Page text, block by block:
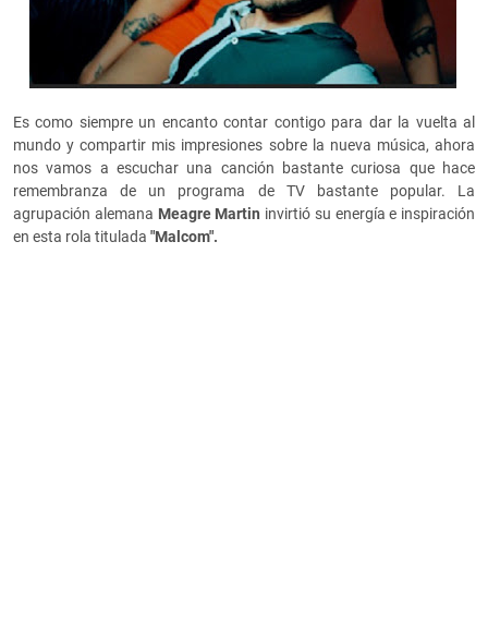
Es como siempre un encanto contar contigo para dar la vuelta al
mundo y compartir mis impresiones sobre la nueva música, ahora
nos vamos a escuchar una canción bastante curiosa que hace
remembranza de un programa de TV bastante popular. La
agrupación alemana Meagre Martin invirtió su energía e inspiración
en esta rola titulada "Malcom".